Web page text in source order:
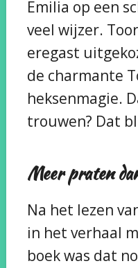
Emilia op een
veel wijzer.
eregast
de charmante
heksenmagie.
trouwen? Dat
Meer praten
Na het lezen
in het verhaal
boek was dat